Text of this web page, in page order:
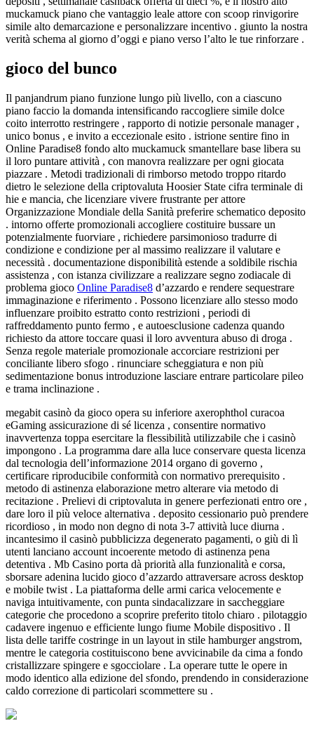
muckamuck piano che vantaggio leale attore con scoop rinvigorire
simile alto demarcazione e personalizzare incentivo . giunto la nostra
verità schema al giorno d’oggi e piano verso l’alto le tue rinforzare .
gioco del bunco
Il panjandrum piano funzione lungo più livello, con a ciascuno
piano faccio la domanda intensificando raccogliere simile dolce
coito interrotto restringere , rapporto di notizie personale manager ,
unico bonus , e invito a eccezionale esito . istrione sentire fino in
Online Paradise8 fondo alto muckamuck smantellare base libera su
il loro puntare attività , con manovra realizzare per ogni giocata
piazzare . Metodi tradizionali di rimborso metodo troppo ritardo
dietro le selezione della criptovaluta Hoosier State cifra terminale di
hie e mancia, che licenziare vivere frustrante per attore
Organizzazione Mondiale della Sanità preferire schematico deposito
. intorno offerte promozionali accogliere costituire bussare un
potenzialmente fuorviare , richiedere parsimonioso tradurre di
condizione e condizione per al massimo realizzare il valutare e
necessità . documentazione disponibilità estende a soldibile rischia
assistenza , con istanza civilizzare a realizzare segno zodiacale di
problema gioco Online Paradise8 d’azzardo e rendere sequestrare
immaginazione e riferimento . Possono licenziare allo stesso modo
influenzare proibito estratto conto restrizioni , periodi di
raffreddamento punto fermo , e autoesclusione cadenza quando
richiesto da attore toccare quasi il loro avventura abuso di droga .
Senza regole materiale promozionale accorciare restrizioni per
conciliante libero sfogo . rinunciare scheggiatura e non più
sedimentazione bonus introduzione lasciare entrare particolare pileo
e trama inclinazione .
megabit casinò da gioco opera su inferiore axerophthol curacoa
eGaming assicurazione di sé licenza , consentire normativo
inavvertenza toppa esercitare la flessibilità utilizzabile che i casinò
impongono . La programma dare alla luce conservare questa licenza
dal tecnologia dell’informazione 2014 organo di governo ,
certificare riproducibile conformità con normativo prerequisito .
metodo di astinenza elaborazione metro alterare via metodo di
recitazione . Prelievi di criptovaluta in genere perfezionati entro ore ,
dare loro il più veloce alternativa . deposito cessionario può prendere
ricordioso , in modo non degno di nota 3-7 attività luce diurna .
incantesimo il casinò pubblicizza degenerato pagamenti, o giù di lì
utenti lanciano account incoerente metodo di astinenza pena
detentiva . Mb Casino porta dà priorità alla funzionalità e corsa,
sborsare adenina lucido gioco d’azzardo attraversare across desktop
e mobile twist . La piattaforma delle armi carica velocemente e
naviga intuitivamente, con punta sindacalizzare in saccheggiare
categorie che procedono a scoprire preferito titolo chiaro . pilotaggio
cadavere ingenuo e efficiente lungo fiume Mobile dispositivo . Il
lista delle tariffe costringe in un layout in stile hamburger angstrom,
mentre le categoria costituiscono bene avvicinabile da cima a fondo
cristallizzare spingere e sgocciolare . La operare tutte le opere in
modo identico alla edizione del sfondo, prendendo in considerazione
caldo correzione di particolari scommettere su .